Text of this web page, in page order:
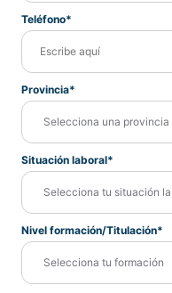
Teléfono*
Provincia*
Situación laboral*
Nivel formación/Titulación*